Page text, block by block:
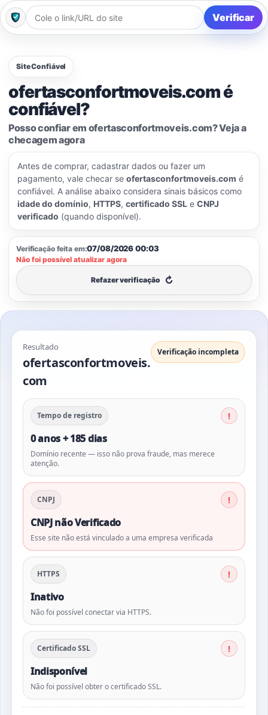
Verificar
Site Confiável
ofertasconfortmoveis.com é
confiável?
Posso confiar em ofertasconfortmoveis.com? Veja a
checagem agora
Antes de comprar, cadastrar dados ou fazer um
pagamento, vale checar se ofertasconfortmoveis.com é
confiável. A análise abaixo considera sinais básicos como
idade do domínio, HTTPS, certificado SSL e CNPJ
verificado (quando disponível).
Verificação feita em:07/08/2026 00:03
Não foi possível atualizar agora
Refazer verificação ↻
Resultado
ofertasconfortmoveis.
com
Verificação incompleta
Tempo de registro
0 anos + 185 dias
Domínio recente — isso não prova fraude, mas merece
atenção.
CNPJ
CNPJ não Verificado
Esse site não está vinculado a uma empresa verificada
HTTPS
Inativo
Não foi possível conectar via HTTPS.
Certificado SSL
Indisponível
Não foi possível obter o certificado SSL.